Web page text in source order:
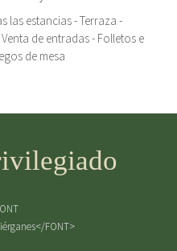
las estancias - Terraza -
de entradas - Folletos e
de mesa